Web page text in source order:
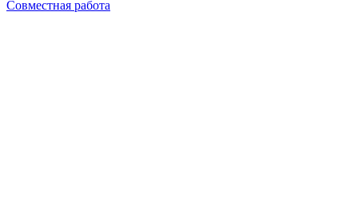
Совместная работа